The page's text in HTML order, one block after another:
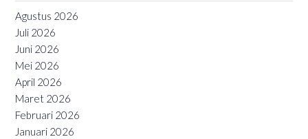
Agustus 2026
Juli 2026
Juni 2026
Mei 2026
April 2026
Maret 2026
Februari 2026
Januari 2026